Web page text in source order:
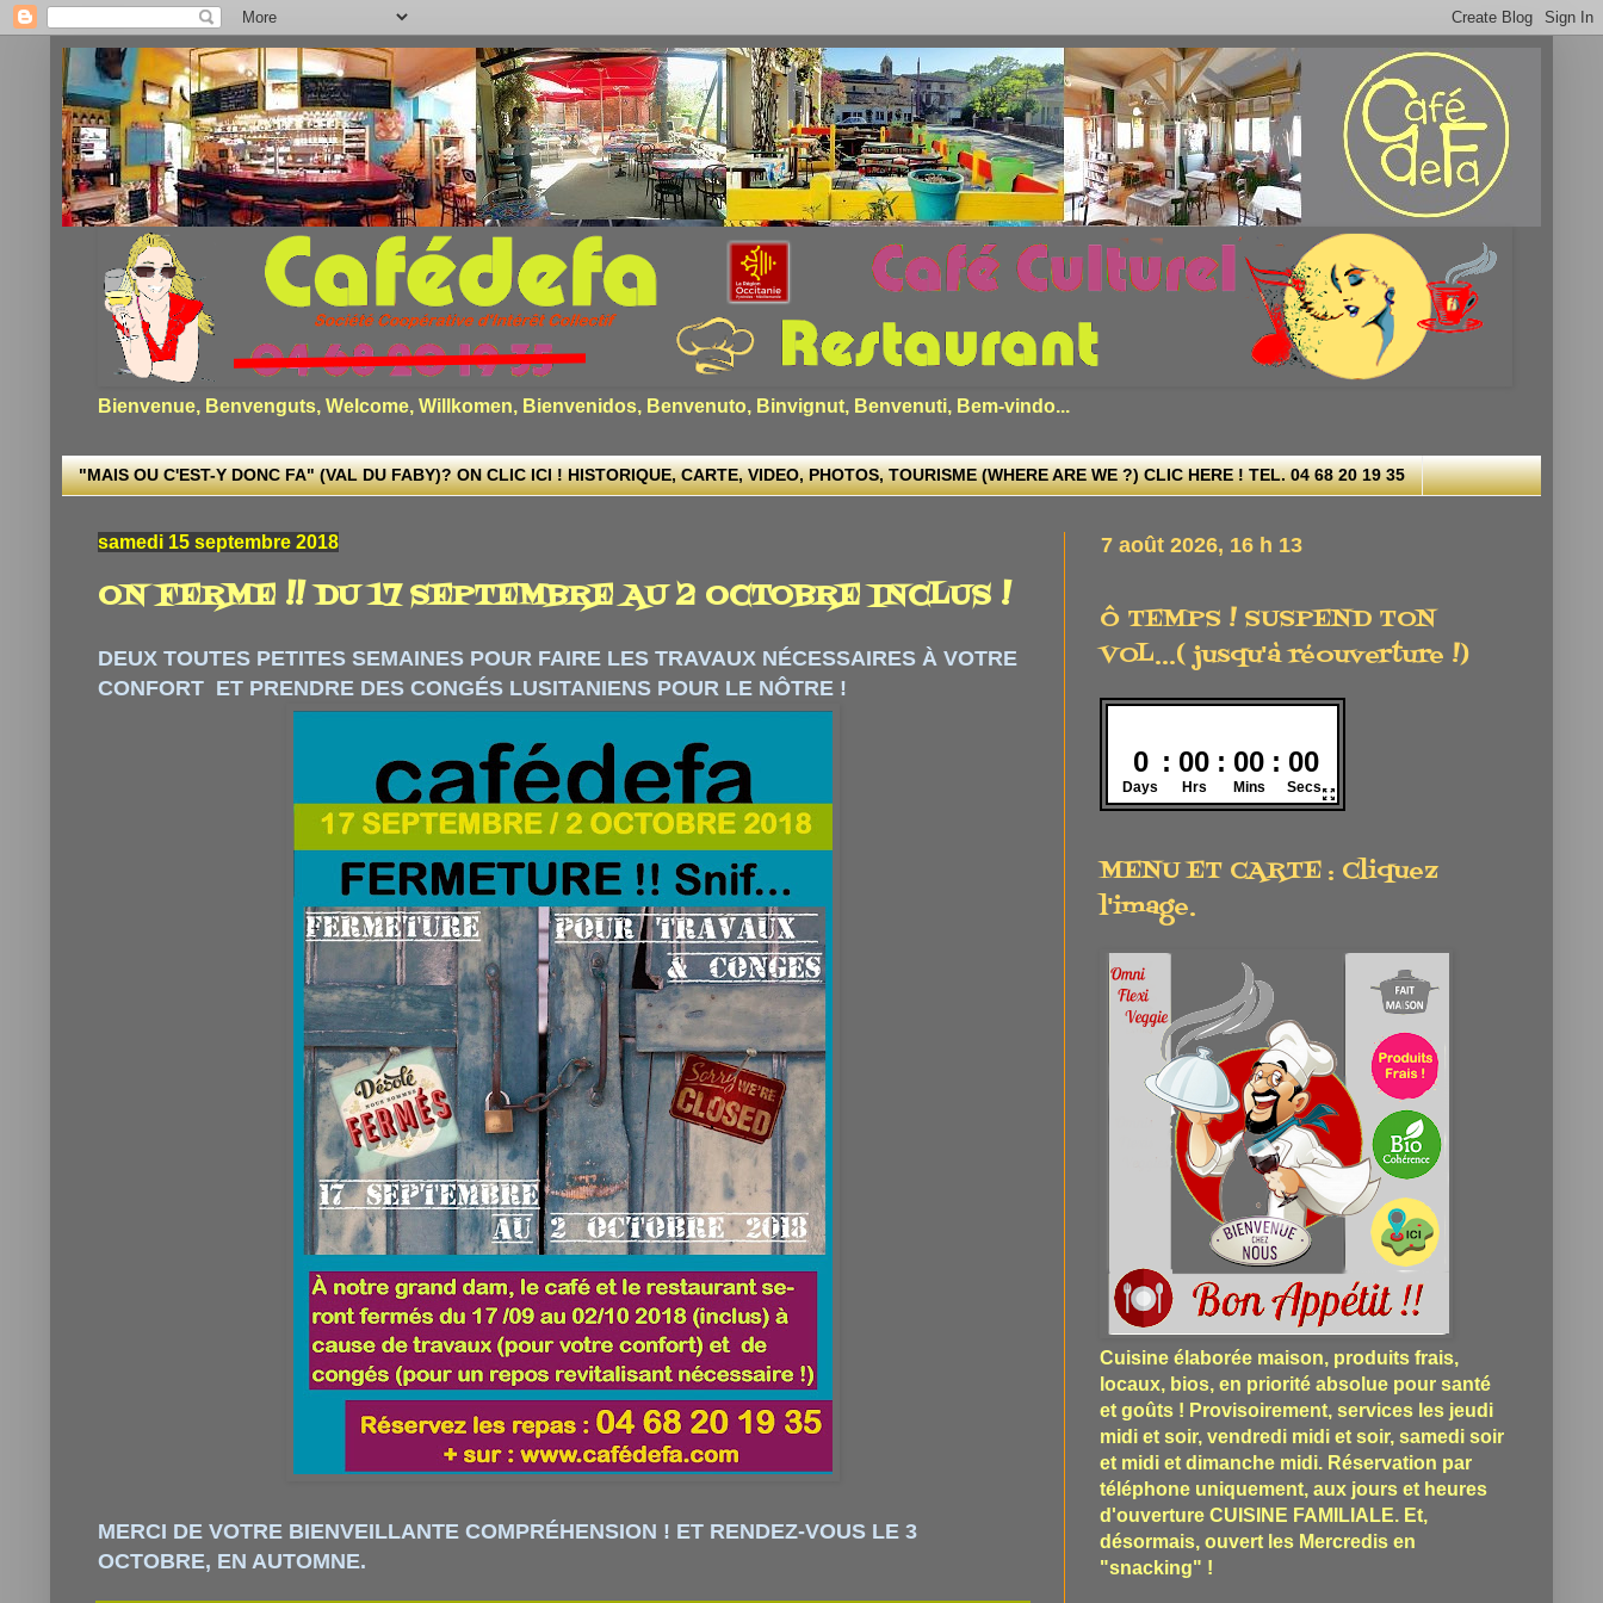
Bienvenue, Benvenguts, Welcome, Willkomen, Bienvenidos, Benvenuto, Binvignut, Benvenuti, Bem-vindo...
"MAIS OU C'EST-Y DONC FA" (VAL DU FABY)? ON CLIC ICI ! HISTORIQUE, CARTE, VIDEO, PHOTOS, TOURISME (WHERE ARE WE ?) CLIC HERE ! TEL. 04 68 20 19 35
samedi 15 septembre 2018
ON FERME !! DU 17 SEPTEMBRE AU 2 OCTOBRE INCLUS !
DEUX TOUTES PETITES SEMAINES POUR FAIRE LES TRAVAUX NÉCESSAIRES À VOTRE
CONFORT ET PRENDRE DES CONGÉS LUSITANIENS POUR LE NÔTRE !
MERCI DE VOTRE BIENVEILLANTE COMPRÉHENSION ! ET RENDEZ-VOUS LE 3
OCTOBRE, EN AUTOMNE.
Ô TEMPS ! SUSPEND TON
VOL...( jusqu'à réouverture !)
MENU ET CARTE : Cliquez
l'image.
Cuisine élaborée maison, produits frais,
locaux, bios, en priorité absolue pour santé
et goûts ! Provisoirement, services les jeudi
midi et soir, vendredi midi et soir, samedi soir
et midi et dimanche midi. Réservation par
téléphone uniquement, aux jours et heures
d'ouverture CUISINE FAMILIALE. Et,
désormais, ouvert les Mercredis en
"snacking" !